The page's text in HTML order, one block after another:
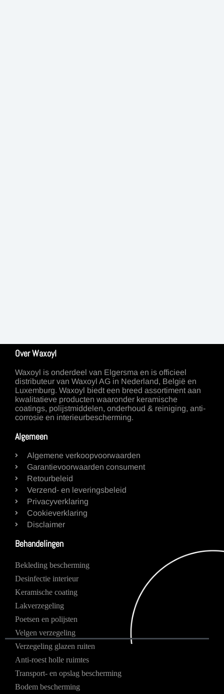
Over Waxoyl
Waxoyl is onderdeel van Elgersma en is officieel
distributeur van Waxoyl AG in Nederland, België en
Luxemburg. Waxoyl biedt een breed assortiment aan
kwalitatieve producten waaronder keramische
coatings, polijstmiddelen, onderhoud & reiniging, anti-
corrosie en interieurbescherming.
Algemeen
Algemene verkoopvoorwaarden
Garantievoorwaarden consument
Retourbeleid
Verzend- en leveringsbeleid
Privacyverklaring
Cookieverklaring
Disclaimer
Behandelingen
Bekleding bescherming
Desinfectie interieur
Keramische coating
Lakverzegeling
Poetsen en polijsten
Velgen verzegeling
Verzegeling glazen ruiten
Anti-roest holle ruimtes
Transport- en opslag bescherming
Bodem bescherming